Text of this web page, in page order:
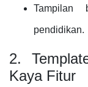
Tampilan
pendidikan.
2.
Kaya Fitur